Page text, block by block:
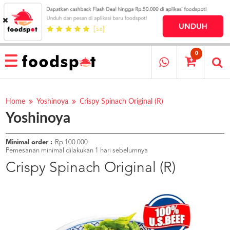
HOME
MENU
RESTAURANT
PESAN
OUR
COMPANY
KATA
MEREKA
KATALOG
0
Home Yoshinoya Crispy Spinach Original (R)
Yoshinoya
Minimal order :
Rp.100.000
Pemesanan minimal dilakukan 1 hari sebelumnya
Crispy Spinach Original (R)